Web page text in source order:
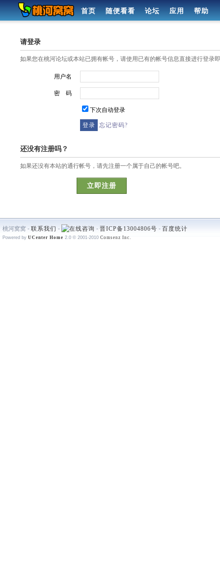
首页 随便看看 论坛 应用 帮助
请登录
如果您在桃河论坛或本站已拥有帐号，请使用已有的帐号信息直接进行登录
用户名
密 码
下次自动登录
忘记密码?
还没有注册吗？
如果还没有本站的通行帐号，请先注册一个属于自己的帐号吧。
立即注册
桃河窝窝 - 联系我们 - - 晋ICP备13004806号 - 百度统计
Powered by UCenter Home 2.0 © 2001-2010 Comsenz Inc.